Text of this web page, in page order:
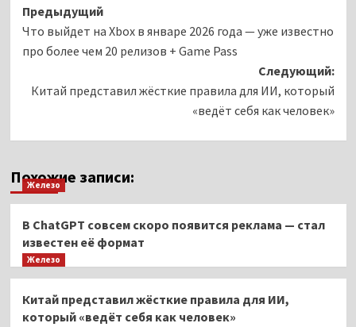
Навигация
записи
Предыдущий
Что выйдет на Xbox в январе 2026 года — уже известно
про более чем 20 релизов + Game Pass
Следующий:
Китай представил жёсткие правила для ИИ, который
«ведёт себя как человек»
Похожие записи:
Железо
В ChatGPT совсем скоро появится реклама — стал
известен её формат
Железо
Китай представил жёсткие правила для ИИ,
который «ведёт себя как человек»